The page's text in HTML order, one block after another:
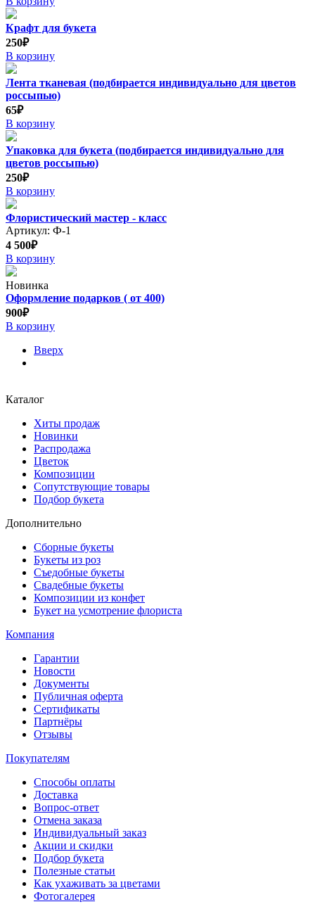
Крафт для букета
250₽
В корзину
Лента тканевая (подбирается индивидуально для цветов
россыпью)
65₽
В корзину
Упаковка для букета (подбирается индивидуально для
цветов россыпью)
250₽
В корзину
Флористический мастер - класс
Артикул: Ф-1
4 500₽
В корзину
Новинка
Оформление подарков ( от 400)
900₽
В корзину
Вверх
Каталог
Хиты продаж
Новинки
Распродажа
Цветок
Композиции
Сопутствующие товары
Подбор букета
Дополнительно
Сборные букеты
Букеты из роз
Съедобные букеты
Свадебные букеты
Композиции из конфет
Букет на усмотрение флориста
Компания
Гарантии
Новости
Документы
Публичная оферта
Сертификаты
Партнёры
Отзывы
Покупателям
Способы оплаты
Доставка
Вопрос-ответ
Отмена заказа
Индивидуальный заказ
Акции и скидки
Подбор букета
Полезные статьи
Как ухаживать за цветами
Фотогалерея